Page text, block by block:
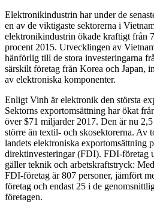
Elektronikindustrin har under de
en av de viktigaste sektorerna i
elektronikindustrin ökade kraftigt från
procent 2015. Utvecklingen av
hänförlig till de stora investeringarna
särskilt företag från Korea och Japan,
av elektroniska komponenter.
Enligt Vinh är elektronik den största
Sektorns exportomsättning har ökat
över $71 miljarder 2017. Den är nu
större än textil- och skosektorerna. Av
landets elektroniska exportomsättning
direktinvesteringar (FDI). FDI-företag
gäller teknik och arbetskraftstryck:
FDI-företag är 807 personer, jämfört
företag och endast 25 i de
företagen.